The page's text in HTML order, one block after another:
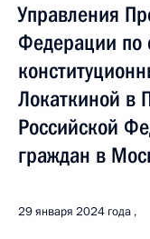
Управления
Федерации по
Локаткиной в
Российской
граждан в
29 января 2024 года